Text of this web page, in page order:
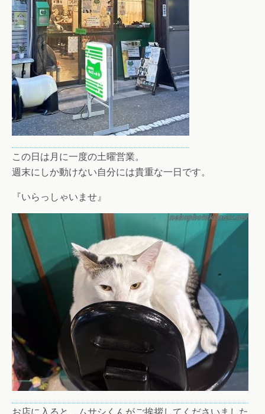
この日は月に一度の土曜営業。
週末にしか動けない自分には貴重な一日です。
『いらっしゃいませ』